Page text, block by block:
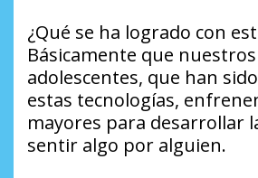
¿Qué se ha logrado con
Básicamente que
adolescentes, que han
estas tecnologías,
mayores para desarrollar
sentir algo por alguien.